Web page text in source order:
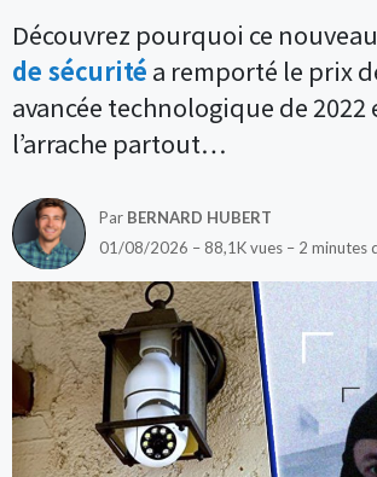
Découvrez pourquoi ce nouveau
de sécurité a remporté le prix
avancée technologique de 2022
l’arrache partout…
Par BERNARD HUBERT
01/08/2026 – 88,1K vues – 2 minutes